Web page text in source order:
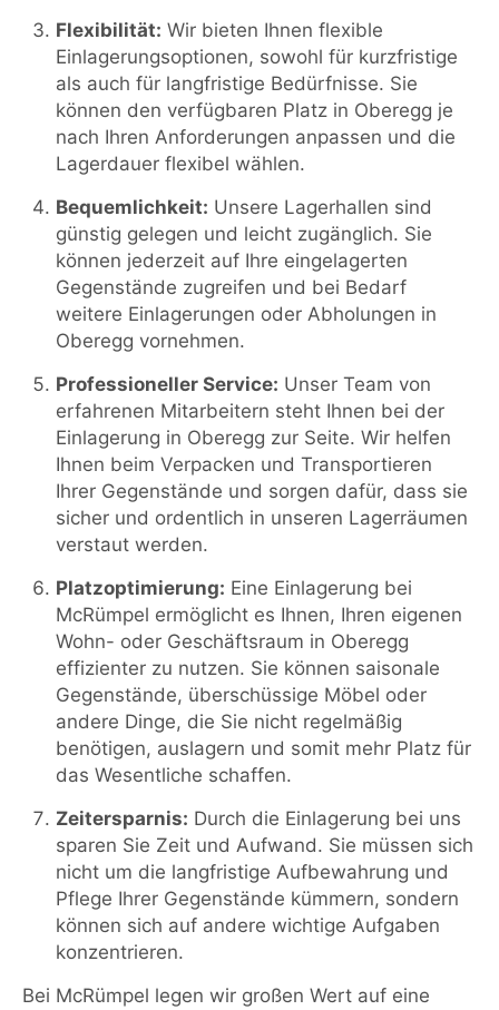
Flexibilität: Wir bieten Ihnen flexible
Einlagerungsoptionen, sowohl für kurzfristige
als auch für langfristige Bedürfnisse. Sie
können den verfügbaren Platz in Oberegg je
nach Ihren Anforderungen anpassen und die
Lagerdauer flexibel wählen.
Bequemlichkeit: Unsere Lagerhallen sind
günstig gelegen und leicht zugänglich. Sie
können jederzeit auf Ihre eingelagerten
Gegenstände zugreifen und bei Bedarf
weitere Einlagerungen oder Abholungen in
Oberegg vornehmen.
Professioneller Service: Unser Team von
erfahrenen Mitarbeitern steht Ihnen bei der
Einlagerung in Oberegg zur Seite. Wir helfen
Ihnen beim Verpacken und Transportieren
Ihrer Gegenstände und sorgen dafür, dass sie
sicher und ordentlich in unseren Lagerräumen
verstaut werden.
Platzoptimierung: Eine Einlagerung bei
McRümpel ermöglicht es Ihnen, Ihren eigenen
Wohn- oder Geschäftsraum in Oberegg
effizienter zu nutzen. Sie können saisonale
Gegenstände, überschüssige Möbel oder
andere Dinge, die Sie nicht regelmäßig
benötigen, auslagern und somit mehr Platz für
das Wesentliche schaffen.
Zeitersparnis: Durch die Einlagerung bei uns
sparen Sie Zeit und Aufwand. Sie müssen sich
nicht um die langfristige Aufbewahrung und
Pflege Ihrer Gegenstände kümmern, sondern
können sich auf andere wichtige Aufgaben
konzentrieren.
Bei McRümpel legen wir großen Wert auf eine